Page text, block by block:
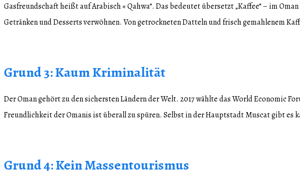
Gasfreundschaft heißt auf Arabisch « Qahwa“. Das bedeutet übersetzt „Kaffee“ – im
Getränken und Desserts verwöhnen. Von getrockneten Datteln und frisch gemahlenem
Grund 3: Kaum Kriminalität
Der Oman gehört zu den sichersten Ländern der Welt. 2017 wählte das World Economic
Freundlichkeit der Omanis ist überall zu spüren. Selbst in der Hauptstadt Muscat gibt
Grund 4: Kein Massentourismus